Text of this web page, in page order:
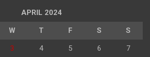
APRIL 2024
W T F S S
3 4 5 6 7